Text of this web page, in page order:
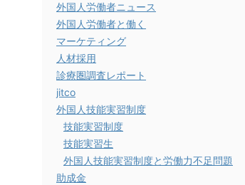
外国人労働者ニュース
外国人労働者と働く
マーケティング
人材採用
診療圏調査レポート
jitco
外国人技能実習制度
技能実習制度
技能実習生
外国人技能実習制度と労働力不足問題
助成金